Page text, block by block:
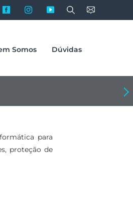
facebookinstagramyoutube
Somos Dúvidas
Proximo: Soluções de Informática em
para
proteção de